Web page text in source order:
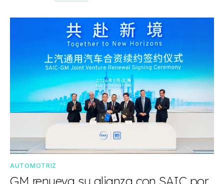
AUTOMOTRIZ
GM renueva su alianza con SAIC por